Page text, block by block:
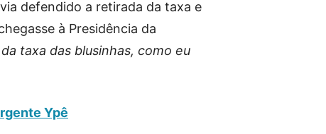
defendido a retirada da taxa e
à Presidência da
taxa das blusinhas, como eu
Ypê